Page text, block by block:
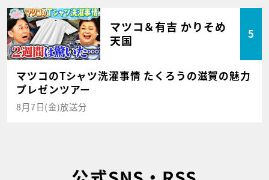
マツコ＆有吉 かりそめ
天国
5
マツコのTシャツ洗濯事情 たくろうの滋賀の魅力
プレゼンツアー
8月7日(金)放送分